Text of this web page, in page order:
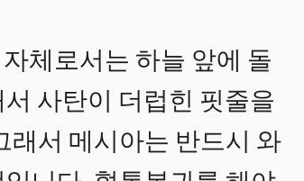
체로서는 하늘 앞에 돌
사탄이 더럽힌 핏줄을
래서 메시아는 반드시 와